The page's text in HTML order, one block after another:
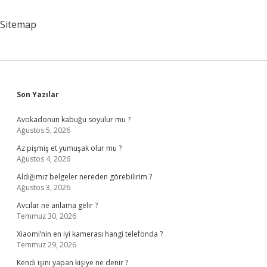
Sitemap
Sidebar
Son Yazılar
Avokadonun kabuğu soyulur mu ?
Ağustos 5, 2026
Az pişmiş et yumuşak olur mu ?
Ağustos 4, 2026
Aldığımız belgeler nereden görebilirim ?
Ağustos 3, 2026
Avcılar ne anlama gelir ?
Temmuz 30, 2026
Xiaomi’nin en iyi kamerası hangi telefonda ?
Temmuz 29, 2026
Kendi işini yapan kişiye ne denir ?